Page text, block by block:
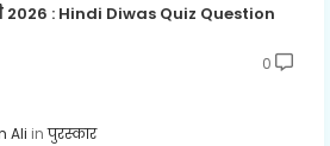
2026 : Hindi Diwas Quiz Question
0
Ali पुरस्कार